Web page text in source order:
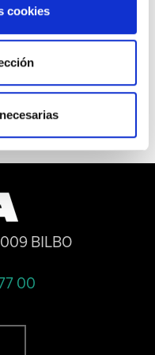
cookies
BILBO
00